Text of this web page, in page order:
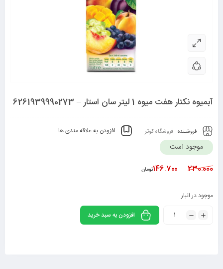
آبمیوه نکتار هفت میوه 1 لیتر سان استار – 6261939990273
فروشـنده : فروشگاه کوثر افزودن به علاقه مندی ها
موجود است
230.000
146.700تومان
موجود در انبار
افزودن به سبد خرید